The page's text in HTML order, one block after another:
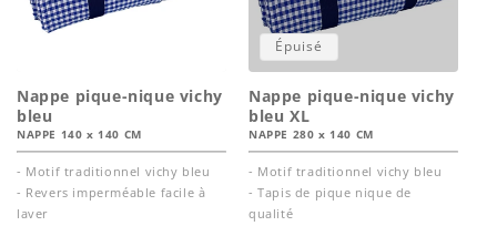
Nappe pique-nique vichy
bleu
NAPPE 140 x 140 CM
- Motif traditionnel vichy bleu
- Revers imperméable facile à
laver
Épuisé
Nappe pique-nique vichy
bleu XL
NAPPE 280 x 140 CM
- Motif traditionnel vichy bleu
- Tapis de pique nique de
qualité